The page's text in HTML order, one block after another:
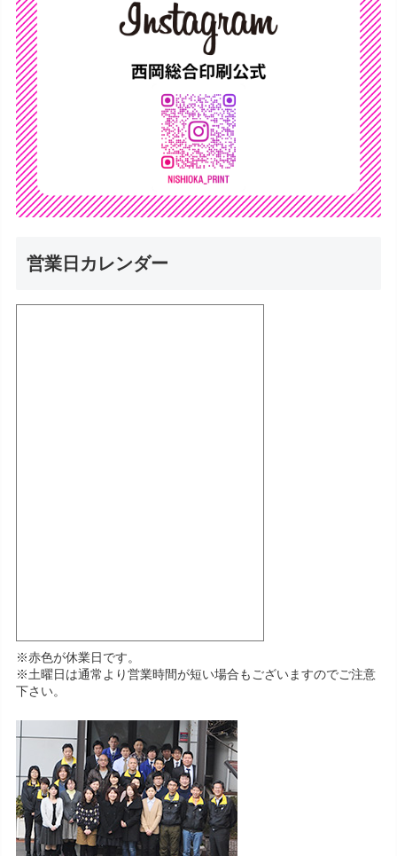
営業日カレンダー
※赤色が休業日です。
※土曜日は通常より営業時間が短い場合もございますのでご注意
下さい。